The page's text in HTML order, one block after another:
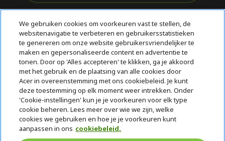
bezorging
Ondersteuning
voor en na de
aankoop
Rente
© 2026 Acer Inc.
CPYou BV is de erkende reseller van de producten en diensten die
in deze winkel worden aangeboden.
We gebruiken cookies om voorkeuren vast te stellen, de
websitenavigatie te verbeteren en gebruikersstatistieken
te genereren om onze website gebruikersvriendelijker te
maken en gepersonaliseerde content en advertentie te
tonen. Door op 'Alles accepteren' te klikken, ga je akkoord
met het gebruik en de plaatsing van alle cookies door
Acer in overeenstemming met ons cookiebeleid. Je kunt
deze toestemming op elk moment weer intrekken. Onder
'Cookie-instellingen' kun je je voorkeuren voor elk type
cookie beheren. Lees meer over wie we zijn, welke
cookies we gebruiken en hoe je je voorkeuren kunt
aanpassen in ons cookiebeleid.